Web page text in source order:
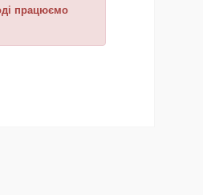
працюємо